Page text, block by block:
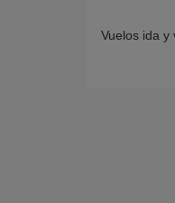
Vuelos ida y